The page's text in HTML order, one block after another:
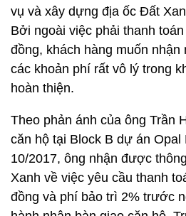
vụ và xây dựng địa ốc Đất
Bởi ngoài việc phải thanh
đồng, khách hàng muốn
các khoản phí rất vô lý trong
hoàn thiện.
Theo phản ánh của ông Trần
căn hộ tại Block B dự án Opal
10/2017, ông nhận được
Xanh về việc yêu cầu thanh
đồng và phí bảo trì 2% trước